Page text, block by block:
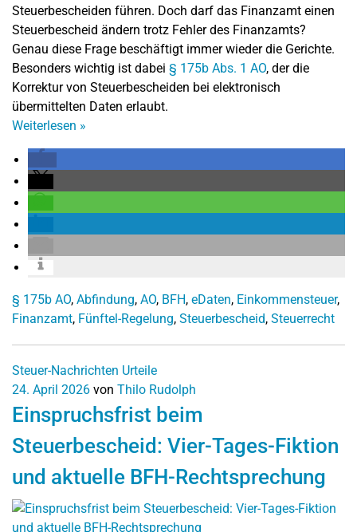
Steuerbescheiden führen. Doch darf das Finanzamt einen
Steuerbescheid ändern trotz Fehler des Finanzamts?
Genau diese Frage beschäftigt immer wieder die Gerichte.
Besonders wichtig ist dabei § 175b Abs. 1 AO, der die
Korrektur von Steuerbescheiden bei elektronisch
übermittelten Daten erlaubt.
Weiterlesen »
§ 175b AO, Abfindung, AO, BFH, eDaten, Einkommensteuer,
Finanzamt, Fünftel-Regelung, Steuerbescheid, Steuerrecht
Steuer-Nachrichten Urteile
24. April 2026 von Thilo Rudolph
Einspruchsfrist beim
Steuerbescheid: Vier-Tages-Fiktion
und aktuelle BFH-Rechtsprechung